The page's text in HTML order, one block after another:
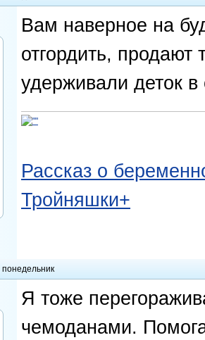
Вам наверное на
отгордить,
удерживали деток
Рассказ о
Тройняшки+
Я тоже
чемоданами.